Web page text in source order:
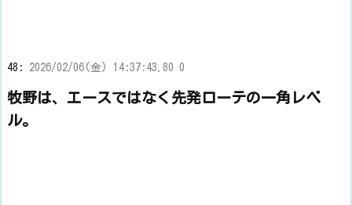
48: 2026/02/06(金) 14:37:43.80 0
牧野は、エースではなく先発ローテの一角レベ
ル。